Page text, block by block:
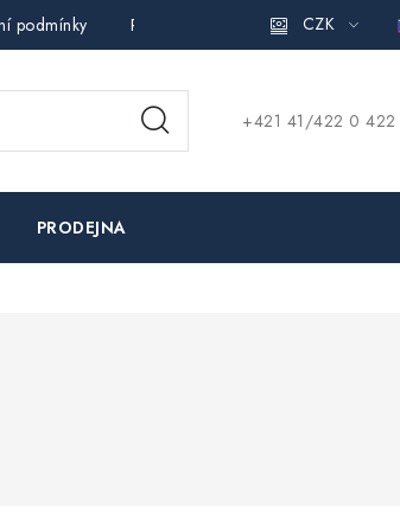
podmínky Pravidla ochrany osobních údajů
CZK
+421 41/422 0 422
PRODEJNA